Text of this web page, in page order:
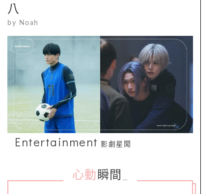
八
by Noah
Entertainment 影劇星聞
心動 瞬間